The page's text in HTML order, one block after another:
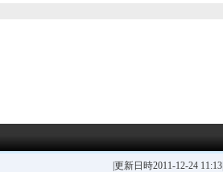
|更新日時2011-12-24 11:13|